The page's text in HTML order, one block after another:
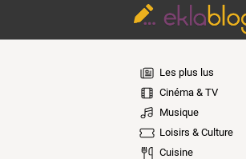
Les plus lus
Cinéma & TV
Musique
Loisirs & Culture
Cuisine